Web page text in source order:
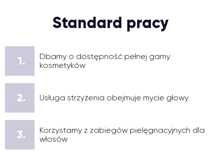
Standard pracy
1.
Dbamy o dostępność pełnej gamy
kosmetyków
2. Usługa strzyżenia obejmuje mycie głowy
3.
Korzystamy z zabiegów pielęgnacyjnych dla
włosów